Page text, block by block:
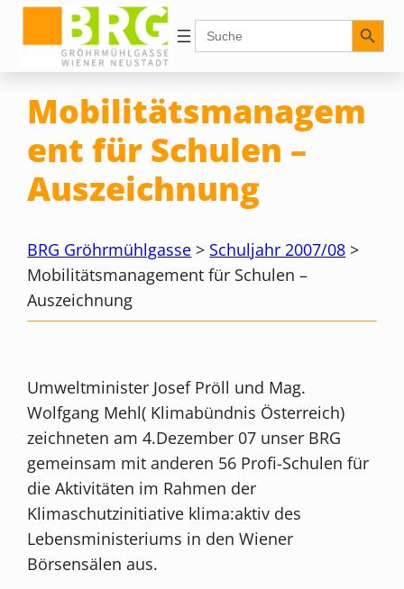
Inhalt
springen
Search
for:
Search Button
Mobilitätsmanagem
ent für Schulen –
Auszeichnung
BRG Gröhrmühlgasse > Schuljahr 2007/08 >
Mobilitätsmanagement für Schulen –
Auszeichnung
Umweltminister Josef Pröll und Mag.
Wolfgang Mehl( Klimabündnis Österreich)
zeichneten am 4.Dezember 07 unser BRG
gemeinsam mit anderen 56 Profi-Schulen für
die Aktivitäten im Rahmen der
Klimaschutzinitiative klima:aktiv des
Lebensministeriums in den Wiener
Börsensälen aus.